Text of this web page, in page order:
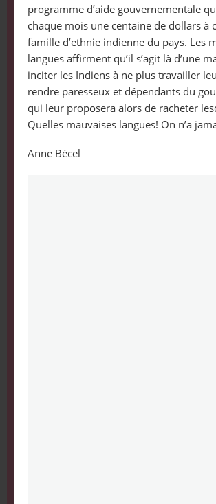
programme d’aide gouvernementale
chaque mois une centaine de dollars à
famille d’ethnie indienne du pays. Les
langues affirment qu’il s’agit là d’une
inciter les Indiens à ne plus travailler
rendre paresseux et dépendants du
qui leur proposera alors de racheter
Quelles mauvaises langues! On n’a
Anne Bécel